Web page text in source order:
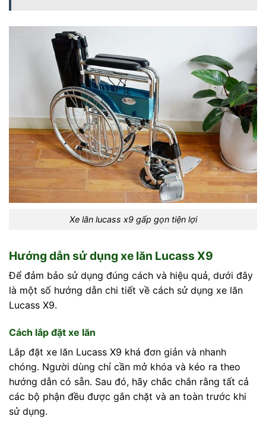
Xe lăn lucass x9 gấp gọn tiện lợi
Hướng dẫn sử dụng xe lăn Lucass X9
Để đảm bảo sử dụng đúng cách và hiệu quả, dưới đây
là một số hướng dẫn chi tiết về cách sử dụng xe lăn
Lucass X9.
Cách lắp đặt xe lăn
Lắp đặt xe lăn Lucass X9 khá đơn giản và nhanh
chóng. Người dùng chỉ cần mở khóa và kéo ra theo
hướng dẫn có sẵn. Sau đó, hãy chắc chắn rằng tất cả
các bộ phận đều được gắn chặt và an toàn trước khi
sử dụng.